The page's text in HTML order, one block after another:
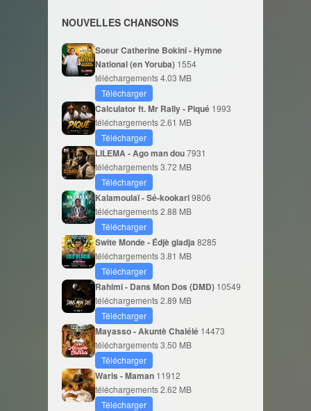
NOUVELLES CHANSONS
Soeur Catherine Bokini - Hymne
National (en Yoruba) 1554
téléchargements4.03 MB
Télécharger
Calculator ft. Mr Rally - Piqué 1993
téléchargements2.61 MB
Télécharger
LILEMA - Ago man dou7931
téléchargements3.72 MB
Télécharger
Kalamoulaï - Sé-kookari9806
téléchargements2.88 MB
Télécharger
Swite Monde - Édjè gladja 8285
téléchargements3.81 MB
Télécharger
Rahimi - Dans Mon Dos (DMD) 10549
téléchargements2.89 MB
Télécharger
Mayasso - Akuntè Chalélé 14473
téléchargements3.50 MB
Télécharger
Waris - Maman 11912
téléchargements2.62 MB
Télécharger